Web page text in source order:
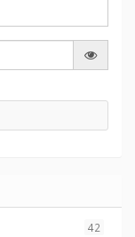
42